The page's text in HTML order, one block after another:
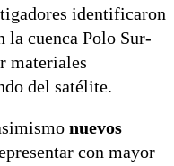
identificaron
la cuenca Polo Sur-
materiales
del satélite.
nuevos
con mayor